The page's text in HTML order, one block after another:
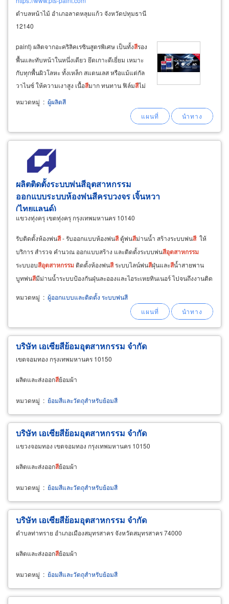
ตำบลหน้าไม้ อำเภอลาดหลุมแก้ว จังหวัดปทุมธานี
12140
paint) ผลิตจากอะคริลิคเรซินสูตรพิเศษ เป็นทั้งสีรอง
พื้นและทับหน้าในหนึ่งเดียว ยึดเกาะดีเยี่ยม เหมาะ
กับทุกพื้นผิวโลหะ ทั้งเหล็ก สแตนเลส หรือแม้แต่กัล
วาไนซ์ ให้ความเงาสูง เนื้อสีมาก ทนทาน ฟิล์มสีไม่
เหลือง เมื่อเวลาผ่านไปนาน แห้งเร็วภายใน 10
นาที ใช้งานง่าย จบงานไว ครบ ในขั้นตอนเดียว
หมวดหมู่ : ผู้ผลิตสี
ผลิตติดตั้งระบบพ่นสีอุตสาหกรรม
ออกแบบระบบห้องพ่นสีครบวงจร เจิ้นหวา
(ไทยแลนด์)
แขวงทุ่งครุ เขตทุ่งครุ กรุงเทพมหานคร 10140
รับติดตั้งห้องพ่นสี- รับออกแบบห้องพ่นสีตู้พ่นสีม่านน้ำ สร้างระบบพ่นสีให้
บริการ สำรวจ คำนวณ ออกแบบสร้าง และติดตั้งระบบพ่นสีอุตสาหกรรม
ระบบอบสีอุตสาหกรรม ติดตั้งห้องพ่นสีระบบไลน์พ่นสีฝุ่นและสีน้ำสายพาน
บูทพ่นสีมีม่านน้ำระบบป้องกันฝุ่นละอองและไอระเหยทินเนอร์ ไปจนถึงงานติด
หมวดหมู่ : ผู้ออกแบบและติดตั้ง ระบบพ่นสี
บริษัท เอเซียสีย้อมอุตสาหกรรม จำกัด
เขตจอมทอง กรุงเทพมหานคร 10150
ผลิตและส่งออกสีย้อมผ้า
หมวดหมู่ : ย้อมสีและวัตถุสำหรับย้อมสี
บริษัท เอเซียสีย้อมอุตสาหกรรม จำกัด
แขวงจอมทอง เขตจอมทอง กรุงเทพมหานคร 10150
ผลิตและส่งออกสีย้อมผ้า
หมวดหมู่ : ย้อมสีและวัตถุสำหรับย้อมสี
บริษัท เอเซียสีย้อมอุตสาหกรรม จำกัด
ตำบลท่าทราย อำเภอเมืองสมุทรสาคร จังหวัดสมุทรสาคร 74000
ผลิตและส่งออกสีย้อมผ้า
หมวดหมู่ : ย้อมสีและวัตถุสำหรับย้อมสี